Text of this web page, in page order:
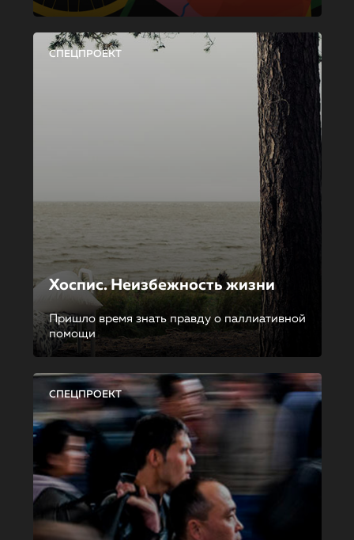
СПЕЦПРОЕКТ
Хоспис. Неизбежность жизни
Пришло время знать правду о паллиативной
помощи
СПЕЦПРОЕКТ